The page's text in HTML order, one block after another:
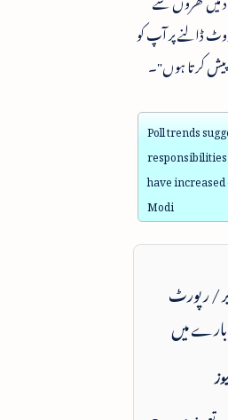
ڈالنے پر آپ کو
پیش کرتا ہوں"۔
Poll trends
responsibilities
have
Modi
/ رپورٹ
میں